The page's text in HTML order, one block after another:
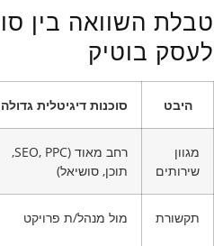
טבלת השוואה בין
לעסק בוטיק
היבט סוכנות דיגיטלית גדולה
מגוון
שירותים
רחב מאוד (SEO, PPC,
תוכן, סושיאל)
תקשורת מול מנהל/ת פרויקט